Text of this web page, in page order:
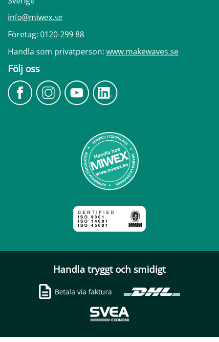
info@miwex.se
Företag: 0120-299 88
Handla som privatperson: www.makewaves.se
Följ oss
Handla tryggt och smidigt
Betala via faktura